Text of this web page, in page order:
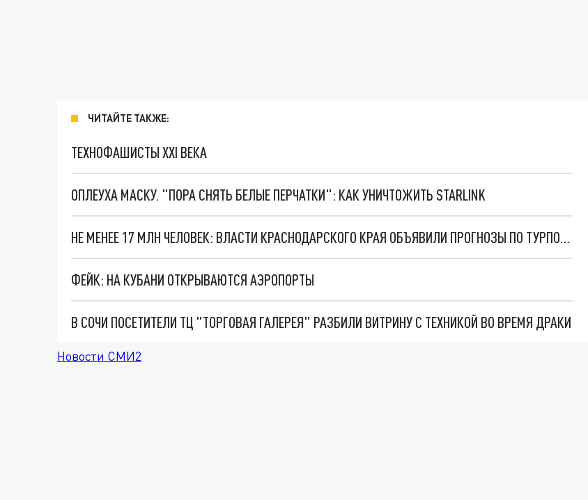
ЧИТАЙТЕ ТАКЖЕ:
ТЕХНОФАШИСТЫ XXI ВЕКА
ОПЛЕУХА МАСКУ. "ПОРА СНЯТЬ БЕЛЫЕ ПЕРЧАТКИ": КАК УНИЧТОЖИТЬ STARLINK
НЕ МЕНЕЕ 17 МЛН ЧЕЛОВЕК: ВЛАСТИ КРАСНОДАРСКОГО КРАЯ ОБЪЯВИЛИ ПРОГНОЗЫ ПО ТУРПОТОКУ НА 2023 ГОД
ФЕЙК: НА КУБАНИ ОТКРЫВАЮТСЯ АЭРОПОРТЫ
В СОЧИ ПОСЕТИТЕЛИ ТЦ "ТОРГОВАЯ ГАЛЕРЕЯ" РАЗБИЛИ ВИТРИНУ С ТЕХНИКОЙ ВО ВРЕМЯ ДРАКИ
Новости СМИ2